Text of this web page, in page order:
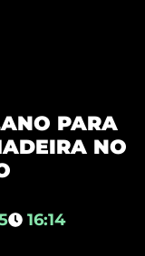
PARA
NO
16:14